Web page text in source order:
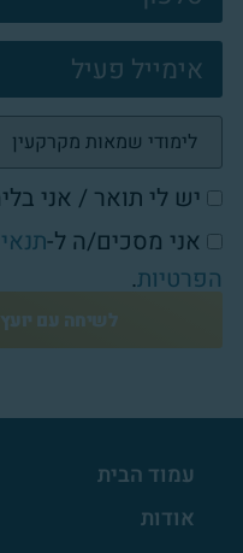
יש לי תואר / אני
אני מסכים/ה ל-
הפרטיות.
לשיחה עם יועץ
עמוד הבית
אודות